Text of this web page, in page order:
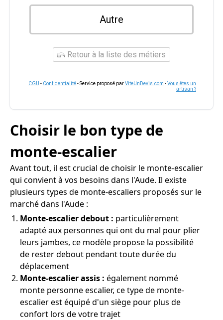
Autre
Retour à la liste des métiers
CGU - Confidentialité- Service proposé parViteUnDevis.com -Vous êtes un
artisan ?
Choisir le bon type de
monte-escalier
Avant tout, il est crucial de choisir le monte-escalier
qui convient à vos besoins dans l'Aude. Il existe
plusieurs types de monte-escaliers proposés sur le
marché dans l'Aude :
Monte-escalier debout : particulièrement
adapté aux personnes qui ont du mal pour plier
leurs jambes, ce modèle propose la possibilité
de rester debout pendant toute durée du
déplacement
Monte-escalier assis : également nommé
monte personne escalier, ce type de monte-
escalier est équipé d'un siège pour plus de
confort lors de votre trajet